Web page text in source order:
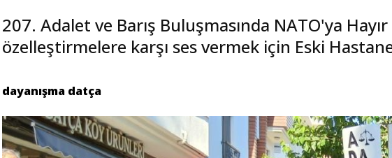
207. Adalet ve Barış Buluşmasında NATO'ya
özelleştirmelere karşı ses vermek için Eski
dayanışma datça